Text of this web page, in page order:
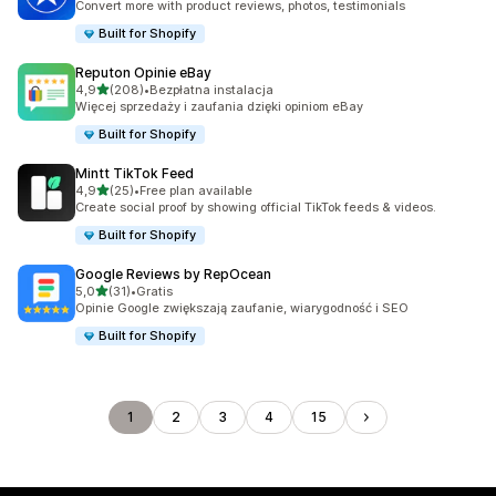
Convert more with product reviews, photos, testimonials
Built for Shopify
Reputon Opinie eBay
4,9na 5 gwiazdek
(208)
Łączna liczba recenzji: 208
•Bezpłatna instalacja
Więcej sprzedaży i zaufania dzięki opiniom eBay
Built for Shopify
Mintt TikTok Feed
4,9na 5 gwiazdek
(25)
Łączna liczba recenzji: 25
•Free plan available
Create social proof by showing official TikTok feeds & videos.
Built for Shopify
Google Reviews by RepOcean
5,0na 5 gwiazdek
(31)
Łączna liczba recenzji: 31
•Gratis
Opinie Google zwiększają zaufanie, wiarygodność i SEO
Built for Shopify
1 2 3 4 15